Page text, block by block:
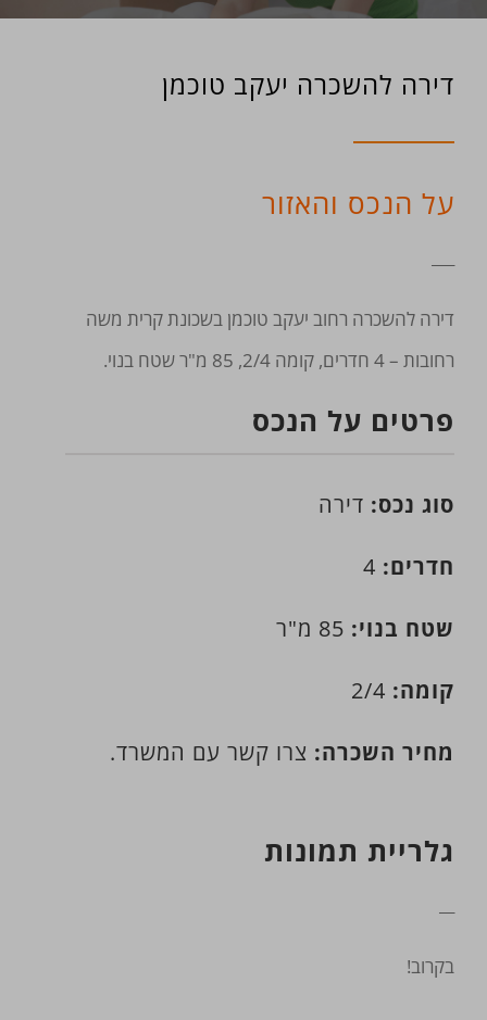
דירה להשכרה יעקב טוכמן
על הנכס והאזור
דירה להשכרה רחוב יעקב טוכמן בשכונת קרית משה
רחובות – 4 חדרים, קומה 2/4, 85 מ"ר שטח בנוי.
פרטים על הנכס
סוג נכס: דירה
חדרים:
שטח בנוי:
קומה:
מחיר השכרה: צרו קשר עם המשרד.
גלריית תמונות
בקרוב!